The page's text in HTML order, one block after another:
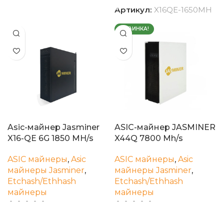
Артикул: X16QE-1650MH
Asic-майнер Jasminer
X16-QE 6G 1850 MH/s
ASIC майнеры, Asic
майнеры Jasminer,
Etchash/Ethhash
майнеры
НОВИНКА!
ASIC-майнер JASMINER
X44Q 7800 Mh/s
ASIC майнеры, Asic
майнеры Jasminer,
Etchash/Ethhash
майнеры